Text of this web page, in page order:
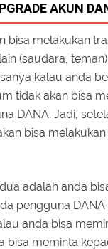
AKUN
bisa melakukan
(saudara,
kalau anda
tidak akan bisa
DANA. Jadi,
bisa
adalah anda
pengguna DANA
anda bisa
bisa meminta